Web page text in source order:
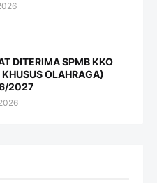
DITERIMA SPMB KKO
OLAHRAGA)
2027